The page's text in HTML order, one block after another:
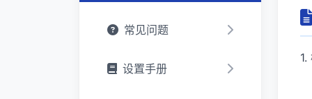
常见问题
设置手册